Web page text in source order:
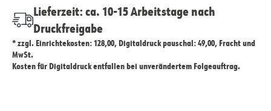
Lieferzeit: ca. 10-15 Arbeitstage nach
Druckfreigabe
* zzgl. Einrichtekosten: 128,00, Digitaldruck pauschal: 49,00, Fracht und
MwSt.
Kosten für Digitaldruck entfallen bei unverändertem Folgeauftrag.